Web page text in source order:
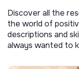
Discover all the
the world of
descriptions and
always wanted to